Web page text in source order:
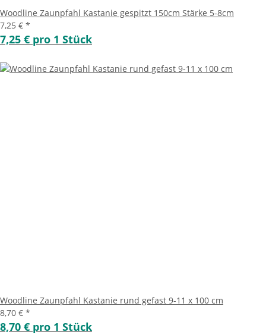
Woodline Zaunpfahl Kastanie gespitzt 150cm Stärke 5-8cm
7,25 € *
7,25 € pro 1 Stück
Woodline Zaunpfahl Kastanie rund gefast 9-11 x 100 cm
8,70 € *
8,70 € pro 1 Stück